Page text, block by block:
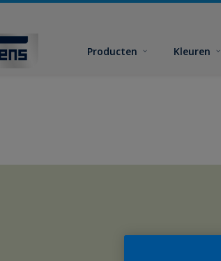
Producten Kleuren